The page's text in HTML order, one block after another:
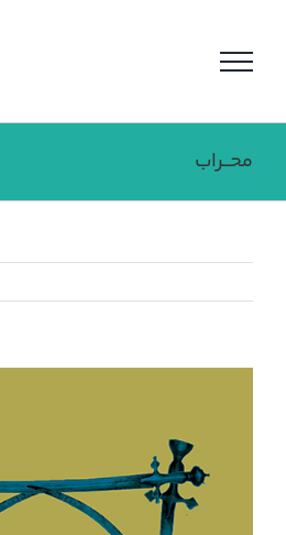
محــراب